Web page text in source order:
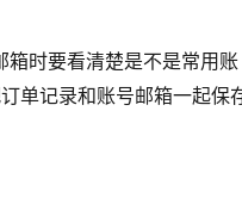
箱时要看清楚是不是常用账
单记录和账号邮箱一起保存